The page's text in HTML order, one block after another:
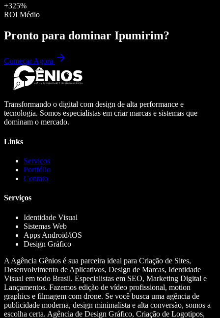
+325%
ROI Médio
Pronto para dominar Ipumirim?
Começar Agora
Transformando o digital com design de alta performance e
tecnologia. Somos especialistas em criar marcas e sistemas que
dominam o mercado.
Links
Serviços
Portfólio
Contato
Serviços
Identidade Visual
Sistemas Web
Apps Android/iOS
Design Gráfico
A Agência Gênios é sua parceira ideal para Criação de Sites,
Desenvolvimento de Aplicativos, Design de Marcas, Identidade
Visual em todo Brasil. Especialistas em SEO, Marketing Digital e
Lançamentos. Fazemos edição de vídeo profissional, motion
graphics e filmagem com drone. Se você busca uma agência de
publicidade moderna, design minimalista e alta conversão, somos a
escolha certa. Agência de Design Gráfico, Criação de Logotipos,